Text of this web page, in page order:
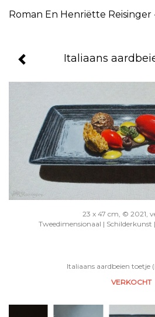
Italiaans
23 x 47 cm, © 2021,
Tweedimensionaal | Schilderkunst
Italiaans aardbeien toetje
VERKOCHT